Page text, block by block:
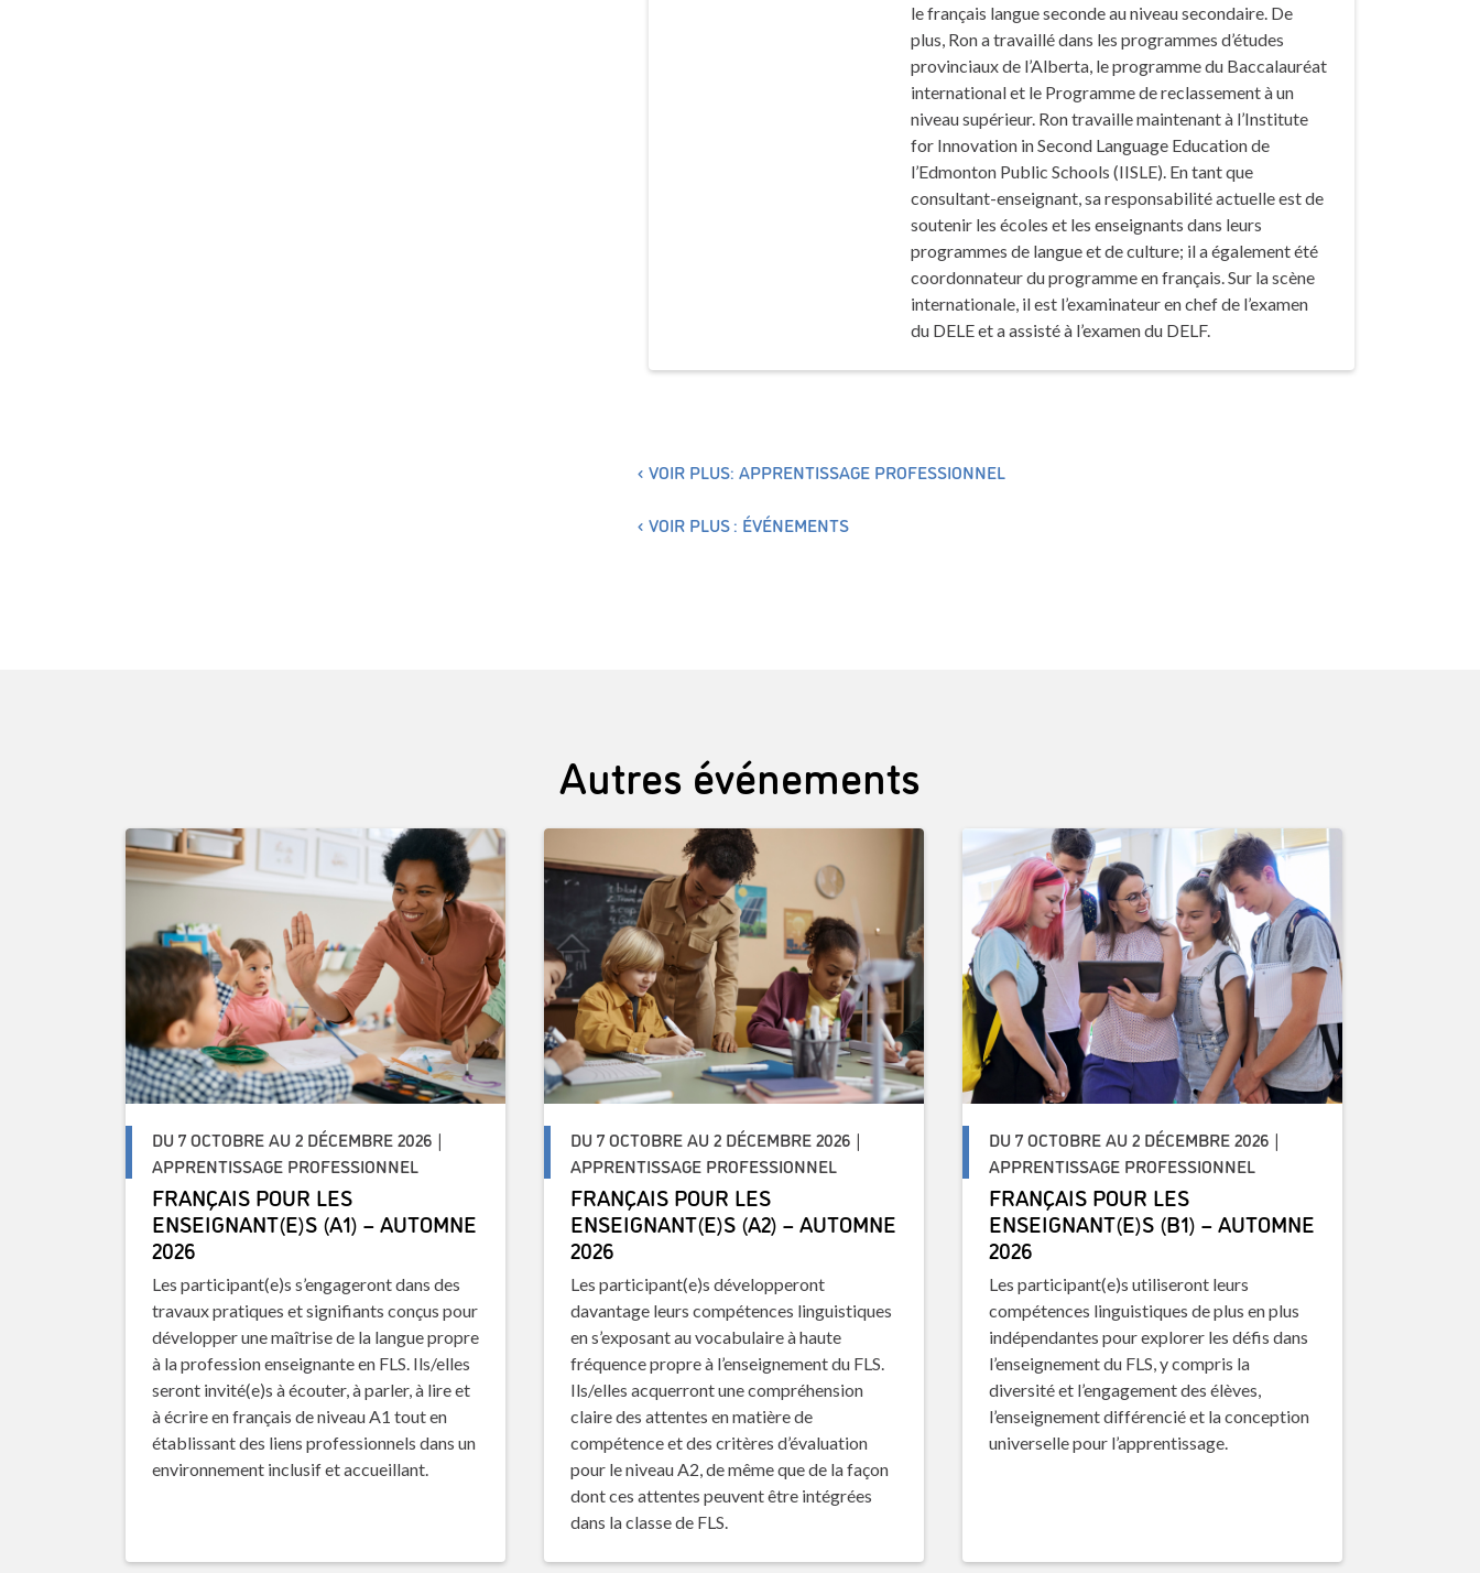
le français langue seconde au niveau secondaire. De
plus, Ron a travaillé dans les programmes d’études
provinciaux de l’Alberta, le programme du Baccalauréat
international et le Programme de reclassement à un
niveau supérieur. Ron travaille maintenant à l’Institute
for Innovation in Second Language Education de
l’Edmonton Public Schools (IISLE). En tant que
consultant-enseignant, sa responsabilité actuelle est de
soutenir les écoles et les enseignants dans leurs
programmes de langue et de culture; il a également été
coordonnateur du programme en français. Sur la scène
internationale, il est l’examinateur en chef de l’examen
du DELE et a assisté à l’examen du DELF.
VOIR PLUS: APPRENTISSAGE PROFESSIONNEL
VOIR PLUS : ÉVÉNEMENTS
Autres événements
DU 7 OCTOBRE AU 2 DÉCEMBRE 2026 |
APPRENTISSAGE PROFESSIONNEL
FRANÇAIS POUR LES
ENSEIGNANT(E)S (A1) – AUTOMNE
2026
Les participant(e)s s’engageront dans des
travaux pratiques et signifiants conçus pour
développer une maîtrise de la langue propre
à la profession enseignante en FLS. Ils/elles
seront invité(e)s à écouter, à parler, à lire et
à écrire en français de niveau A1 tout en
établissant des liens professionnels dans un
environnement inclusif et accueillant.
DU 7 OCTOBRE AU 2 DÉCEMBRE 2026 |
APPRENTISSAGE PROFESSIONNEL
FRANÇAIS POUR LES
ENSEIGNANT(E)S (A2) – AUTOMNE
2026
Les participant(e)s développeront
davantage leurs compétences linguistiques
en s’exposant au vocabulaire à haute
fréquence propre à l’enseignement du FLS.
Ils/elles acquerront une compréhension
claire des attentes en matière de
compétence et des critères d’évaluation
pour le niveau A2, de même que de la façon
dont ces attentes peuvent être intégrées
dans la classe de FLS.
DU 7 OCTOBRE AU 2 DÉCEMBRE 2026 |
APPRENTISSAGE PROFESSIONNEL
FRANÇAIS POUR LES
ENSEIGNANT(E)S (B1) – AUTOMNE
2026
Les participant(e)s utiliseront leurs
compétences linguistiques de plus en plus
indépendantes pour explorer les défis dans
l’enseignement du FLS, y compris la
diversité et l’engagement des élèves,
l’enseignement différencié et la conception
universelle pour l’apprentissage.